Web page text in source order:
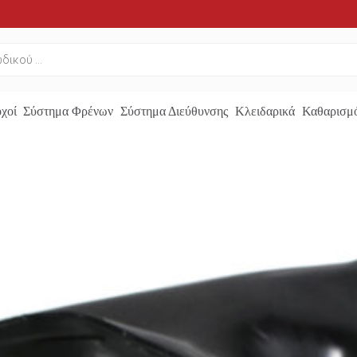
Σύστημα Φρένων Σύστημα Διεύθυνσης Κλειδαρικά